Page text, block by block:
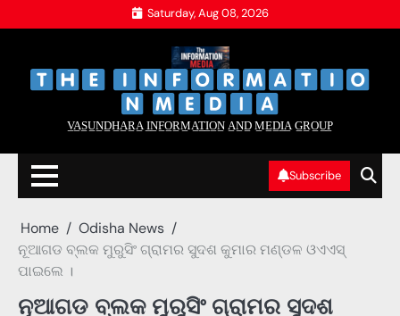
to
Saturday, Aug 08, 2026
V̲A̲S̲U̲N̲D̲H̲A̲R̲A̲ I̲N̲F̲O̲R̲M̲A̲T̲I̲O̲N̲ A̲N̲D̲ M̲E̲D̲I̲A̲ G̲R̲O̲U̲P̲
Subscribe
Home
Odisha News
ନୂଆଗଡ ବ୍ଲକ ମୁରୁସିଂ ଗ୍ରାମର ସୁଦଶ କୁମାର ମଣ୍ଡଳ ଓଏଏସ୍
ପାଇଲେ ।
ନୂଆଗଡ ବ୍ଲକ ମୁରୁସିଂ ଗ୍ରାମର ସୁଦଶ